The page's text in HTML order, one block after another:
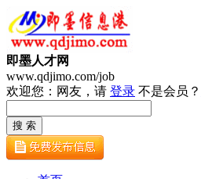
即墨人才网
www.qdjimo.com/job
欢迎您：网友，请 登录 不是会员？